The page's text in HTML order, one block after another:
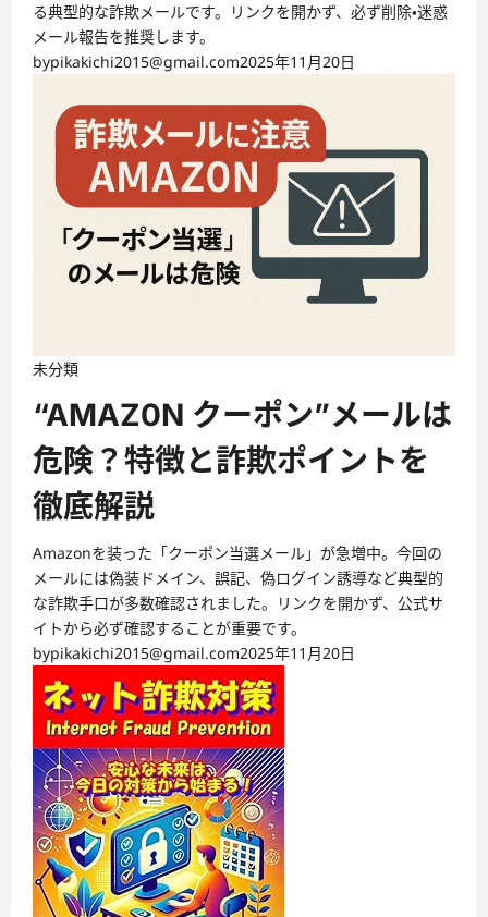
る典型的な詐欺メールです。リンクを開かず、必ず削除・迷惑
メール報告を推奨します。
bypikakichi2015@gmail.com2025年11月20日
未分類
“AMAZ0N クーポン”メールは
危険？特徴と詐欺ポイントを
徹底解説
Amazonを装った「クーポン当選メール」が急増中。今回の
メールには偽装ドメイン、誤記、偽ログイン誘導など典型的
な詐欺手口が多数確認されました。リンクを開かず、公式サ
イトから必ず確認することが重要です。
bypikakichi2015@gmail.com2025年11月20日